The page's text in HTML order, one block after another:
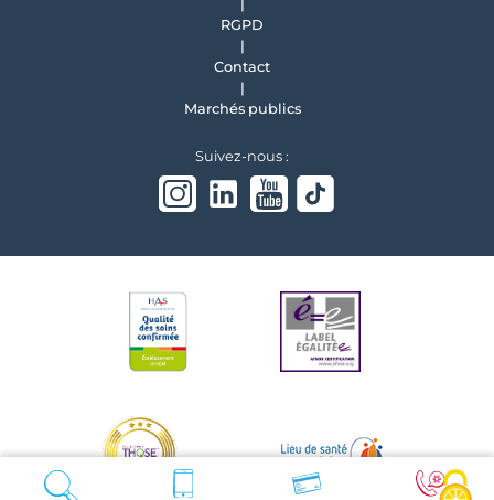
RGPD
Contact
Marchés publics
Suivez-nous :
Instagram
linkedin
Youtube
Tiktok